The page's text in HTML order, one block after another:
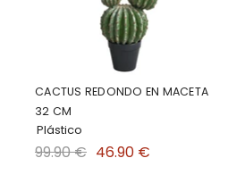
CACTUS REDONDO EN MACETA
32 CM
Plástico
99.90 € 46.90 €